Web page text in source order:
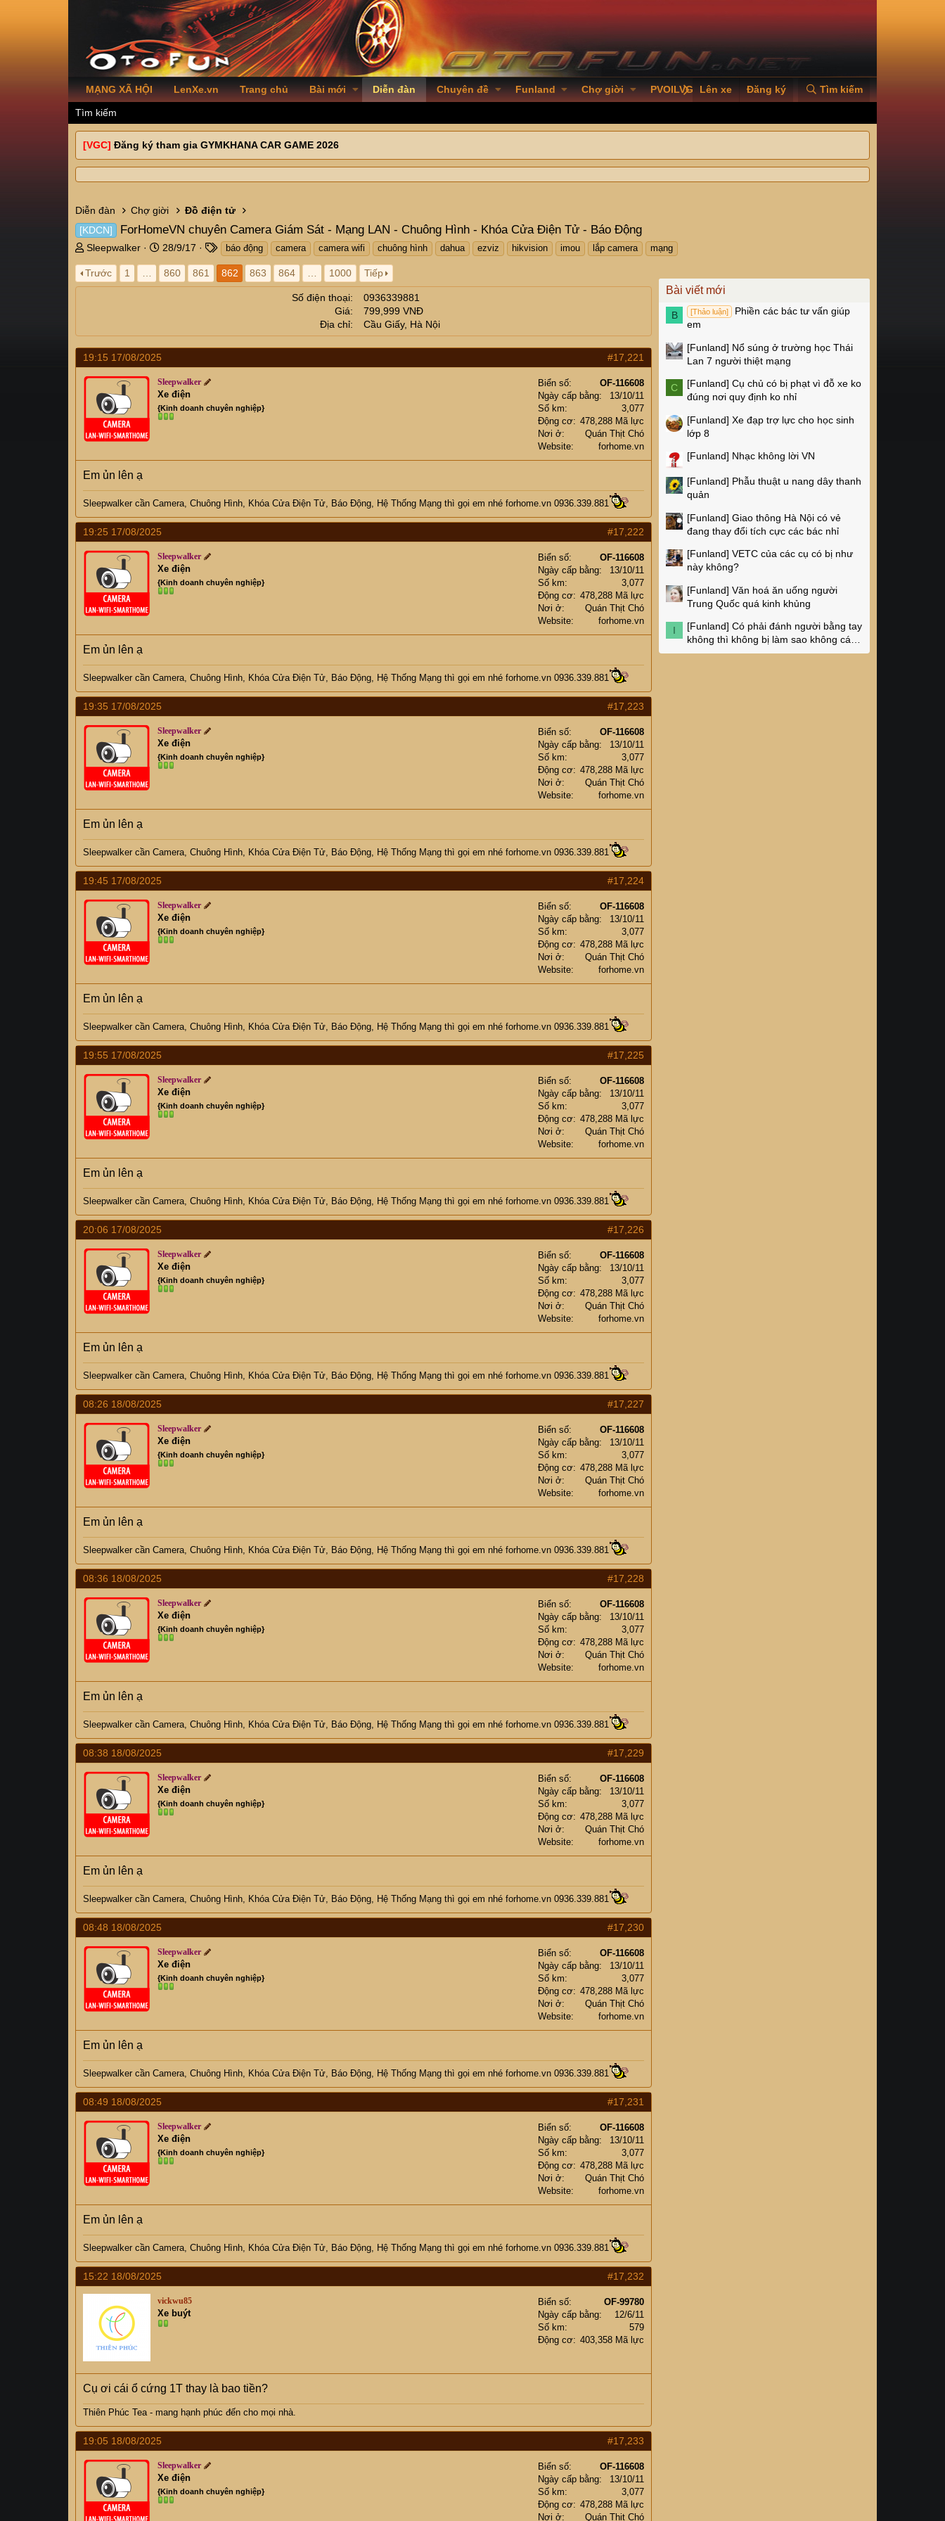
MẠNG XÃ HỘI LenXe.vn Trang chủ Bài mới Diễn đàn Chuyên đề Funland Chợ giời PVOILVGC2026
Lên xe Đăng ký Tìm kiếm
Tìm kiếm
[VGC] Đăng ký tham gia GYMKHANA CAR GAME 2026
Diễn đàn Chợ giời Đồ điện tử
[KDCN] ForHomeVN chuyên Camera Giám Sát - Mạng LAN - Chuông Hình - Khóa Cửa Điện Tử - Báo Động
T
r
e
a
r
t
Sleepwalker
N
à
y
28/9/17
T
g
s
báo động camera camera wifi chuông hình dahua ezviz hikvision imou lắp camera mạng
Trước 1 860 861 862 863 864 1000 Tiếp
Số điện thoại
0936339881
Giá
799,999 VNĐ
Địa chỉ
Cầu Giấy, Hà Nội
19:15 17/08/2025 #17,221
Sleepwalker
Xe điện
{Kinh doanh chuyên nghiệp}
Biển số
OF-116608
Ngày cấp bằng
13/10/11
Số km
3,077
Động cơ
478,288 Mã lực
Nơi ở
Quán Thịt Chó
Website
forhome.vn
Em ủn lên ạ
Sleepwalker cần Camera, Chuông Hình, Khóa Cửa Điện Tử, Báo Động, Hệ Thống Mạng thì gọi em nhé forhome.vn 0936.339.881
19:25 17/08/2025 #17,222
Sleepwalker
Xe điện
{Kinh doanh chuyên nghiệp}
Biển số
OF-116608
Ngày cấp bằng
13/10/11
Số km
3,077
Động cơ
478,288 Mã lực
Nơi ở
Quán Thịt Chó
Website
forhome.vn
Em ủn lên ạ
Sleepwalker cần Camera, Chuông Hình, Khóa Cửa Điện Tử, Báo Động, Hệ Thống Mạng thì gọi em nhé forhome.vn 0936.339.881
19:35 17/08/2025 #17,223
Sleepwalker
Xe điện
{Kinh doanh chuyên nghiệp}
Biển số
OF-116608
Ngày cấp bằng
13/10/11
Số km
3,077
Động cơ
478,288 Mã lực
Nơi ở
Quán Thịt Chó
Website
forhome.vn
Em ủn lên ạ
Sleepwalker cần Camera, Chuông Hình, Khóa Cửa Điện Tử, Báo Động, Hệ Thống Mạng thì gọi em nhé forhome.vn 0936.339.881
19:45 17/08/2025 #17,224
Sleepwalker
Xe điện
{Kinh doanh chuyên nghiệp}
Biển số
OF-116608
Ngày cấp bằng
13/10/11
Số km
3,077
Động cơ
478,288 Mã lực
Nơi ở
Quán Thịt Chó
Website
forhome.vn
Em ủn lên ạ
Sleepwalker cần Camera, Chuông Hình, Khóa Cửa Điện Tử, Báo Động, Hệ Thống Mạng thì gọi em nhé forhome.vn 0936.339.881
19:55 17/08/2025 #17,225
Sleepwalker
Xe điện
{Kinh doanh chuyên nghiệp}
Biển số
OF-116608
Ngày cấp bằng
13/10/11
Số km
3,077
Động cơ
478,288 Mã lực
Nơi ở
Quán Thịt Chó
Website
forhome.vn
Em ủn lên ạ
Sleepwalker cần Camera, Chuông Hình, Khóa Cửa Điện Tử, Báo Động, Hệ Thống Mạng thì gọi em nhé forhome.vn 0936.339.881
20:06 17/08/2025 #17,226
Sleepwalker
Xe điện
{Kinh doanh chuyên nghiệp}
Biển số
OF-116608
Ngày cấp bằng
13/10/11
Số km
3,077
Động cơ
478,288 Mã lực
Nơi ở
Quán Thịt Chó
Website
forhome.vn
Em ủn lên ạ
Sleepwalker cần Camera, Chuông Hình, Khóa Cửa Điện Tử, Báo Động, Hệ Thống Mạng thì gọi em nhé forhome.vn 0936.339.881
08:26 18/08/2025 #17,227
Sleepwalker
Xe điện
{Kinh doanh chuyên nghiệp}
Biển số
OF-116608
Ngày cấp bằng
13/10/11
Số km
3,077
Động cơ
478,288 Mã lực
Nơi ở
Quán Thịt Chó
Website
forhome.vn
Em ủn lên ạ
Sleepwalker cần Camera, Chuông Hình, Khóa Cửa Điện Tử, Báo Động, Hệ Thống Mạng thì gọi em nhé forhome.vn 0936.339.881
08:36 18/08/2025 #17,228
Sleepwalker
Xe điện
{Kinh doanh chuyên nghiệp}
Biển số
OF-116608
Ngày cấp bằng
13/10/11
Số km
3,077
Động cơ
478,288 Mã lực
Nơi ở
Quán Thịt Chó
Website
forhome.vn
Em ủn lên ạ
Sleepwalker cần Camera, Chuông Hình, Khóa Cửa Điện Tử, Báo Động, Hệ Thống Mạng thì gọi em nhé forhome.vn 0936.339.881
08:38 18/08/2025 #17,229
Sleepwalker
Xe điện
{Kinh doanh chuyên nghiệp}
Biển số
OF-116608
Ngày cấp bằng
13/10/11
Số km
3,077
Động cơ
478,288 Mã lực
Nơi ở
Quán Thịt Chó
Website
forhome.vn
Em ủn lên ạ
Sleepwalker cần Camera, Chuông Hình, Khóa Cửa Điện Tử, Báo Động, Hệ Thống Mạng thì gọi em nhé forhome.vn 0936.339.881
08:48 18/08/2025 #17,230
Sleepwalker
Xe điện
{Kinh doanh chuyên nghiệp}
Biển số
OF-116608
Ngày cấp bằng
13/10/11
Số km
3,077
Động cơ
478,288 Mã lực
Nơi ở
Quán Thịt Chó
Website
forhome.vn
Em ủn lên ạ
Sleepwalker cần Camera, Chuông Hình, Khóa Cửa Điện Tử, Báo Động, Hệ Thống Mạng thì gọi em nhé forhome.vn 0936.339.881
08:49 18/08/2025 #17,231
Sleepwalker
Xe điện
{Kinh doanh chuyên nghiệp}
Biển số
OF-116608
Ngày cấp bằng
13/10/11
Số km
3,077
Động cơ
478,288 Mã lực
Nơi ở
Quán Thịt Chó
Website
forhome.vn
Em ủn lên ạ
Sleepwalker cần Camera, Chuông Hình, Khóa Cửa Điện Tử, Báo Động, Hệ Thống Mạng thì gọi em nhé forhome.vn 0936.339.881
15:22 18/08/2025 #17,232
vickwu85
Xe buýt
Biển số
OF-99780
Ngày cấp bằng
12/6/11
Số km
579
Động cơ
403,358 Mã lực
Cụ ơi cái ổ cứng 1T thay là bao tiền?
Thiên Phúc Tea - mang hạnh phúc đến cho mọi nhà.
19:05 18/08/2025 #17,233
Sleepwalker
Xe điện
{Kinh doanh chuyên nghiệp}
Biển số
OF-116608
Ngày cấp bằng
13/10/11
Số km
3,077
Động cơ
478,288 Mã lực
Nơi ở
Quán Thịt Chó
Bài viết mới
B [Thảo luận]
Phiền các bác tư vấn giúp
em
[Funland] Nổ súng ở trường học Thái
Lan 7 người thiệt mạng
C [Funland] Cụ chủ có bị phạt vì đỗ xe ko
đúng nơi quy định ko nhỉ
[Funland] Xe đạp trợ lực cho học sinh
lớp 8
[Funland] Nhạc không lời VN
[Funland] Phẫu thuật u nang dây thanh
quản
[Funland] Giao thông Hà Nội có vẻ
đang thay đổi tích cực các bác nhỉ
[Funland] VETC của các cụ có bị như
này không?
[Funland] Văn hoá ăn uống người
Trung Quốc quá kinh khủng
I [Funland] Có phải đánh người bằng tay
không thì không bị làm sao không các
cụ?